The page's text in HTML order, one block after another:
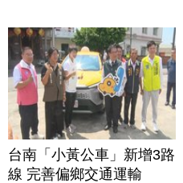
台南「小黃公車」新增3路
線 完善偏鄉交通運輸